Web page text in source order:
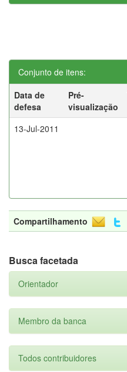
Conjunto de itens:
Data de
defesa
Pré-
visualização
13-Jul-2011
Compartilhamento
Busca facetada
Orientador
Membro da banca
Todos contribuidores